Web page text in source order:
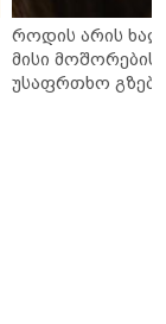
როდის არის
მისი მოშორების
უსაფრთხო გზები